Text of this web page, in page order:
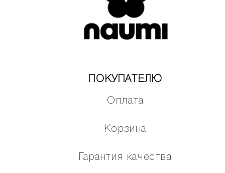
ПОКУПАТЕЛЮ
Оплата
Корзина
Гарантия качества